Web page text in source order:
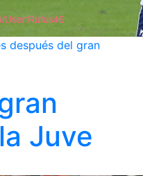
después del gran
Juve